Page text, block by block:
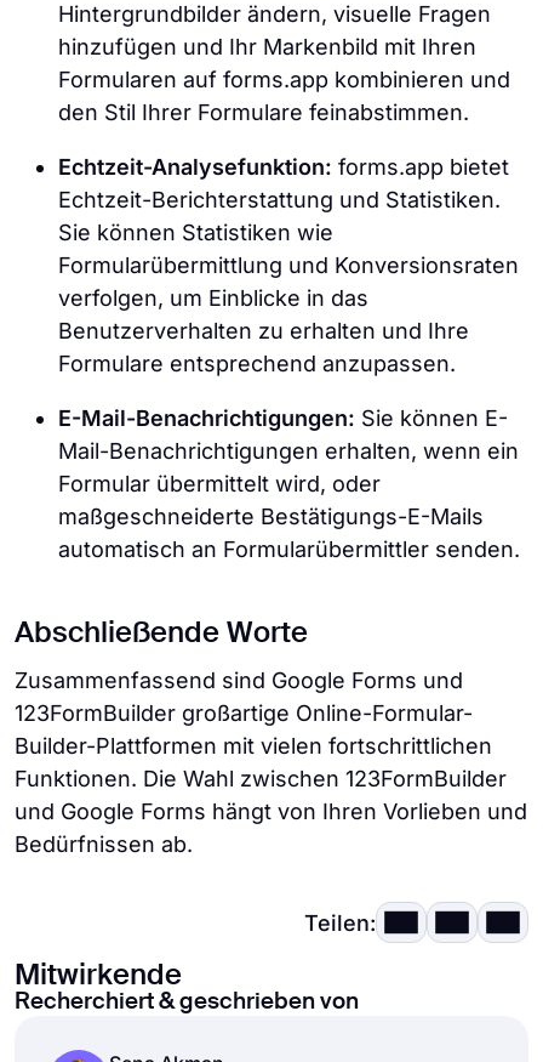
Hintergrundbilder ändern, visuelle Fragen
hinzufügen und Ihr Markenbild mit Ihren
Formularen auf forms.app kombinieren und
den Stil Ihrer Formulare feinabstimmen.
Echtzeit-Analysefunktion: forms.app bietet
Echtzeit-Berichterstattung und Statistiken.
Sie können Statistiken wie
Formularübermittlung und Konversionsraten
verfolgen, um Einblicke in das
Benutzerverhalten zu erhalten und Ihre
Formulare entsprechend anzupassen.
E-Mail-Benachrichtigungen: Sie können E-
Mail-Benachrichtigungen erhalten, wenn ein
Formular übermittelt wird, oder
maßgeschneiderte Bestätigungs-E-Mails
automatisch an Formularübermittler senden.
Abschließende Worte
Zusammenfassend sind Google Forms und
123FormBuilder großartige Online-Formular-
Builder-Plattformen mit vielen fortschrittlichen
Funktionen. Die Wahl zwischen 123FormBuilder
und Google Forms hängt von Ihren Vorlieben und
Bedürfnissen ab.
Teilen:
Mitwirkende
Recherchiert & geschrieben von